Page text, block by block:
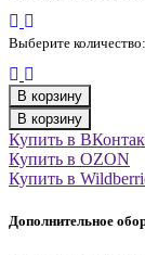
Выберите количество:
В корзину
В корзину
Купить в
Купить в OZON
Купить в
Дополнительное